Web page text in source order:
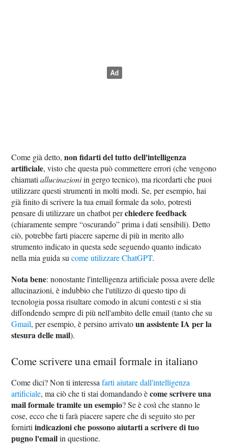
Come già detto,non fidarti del tutto dell'intelligenza
artificiale, visto che questa può commettere errori (che vengono
chiamatiallucinazioniin gergo tecnico), ma ricordarti che puoi
utilizzare questi strumenti in molti modi. Se, per esempio, hai
già finito di scrivere la tua email formale da solo, potresti
pensare di utilizzare un chatbot perchiedere feedback
(chiaramente sempre “oscurando” prima i dati sensibili). Detto
ciò, potrebbe farti piacere saperne di più in merito allo
strumento indicato in questa sede seguendo quanto indicato
nella mia guida sucome utilizzare ChatGPT.
Nota bene: nonostante l'intelligenza artificiale possa avere delle
allucinazioni, è indubbio che l'utilizzo di questo tipo di
tecnologia possa risultare comodo in alcuni contesti e si stia
diffondendo sempre di più nell'ambito delle email (tanto che su
Gmail, per esempio, è persino arrivatoun assistente IA per la
stesura delle mail).
Come scrivere una email formale in italiano
Come dici? Non ti interessafarti aiutare dall'intelligenza
artificiale, ma ciò che ti stai domandando ècome scrivere una
mail formale tramite un esempio? Se è così che stanno le
cose, ecco che ti farà piacere sapere che di seguito sto per
fornirtiindicazioni che possono aiutarti a scrivere di tuo
pugno l'emailin questione.